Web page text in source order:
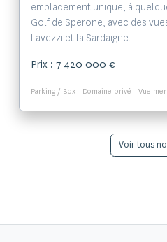
emplacement unique, à
Golf de Sperone, avec des
Lavezzi et la Sardaigne.
Prix : 7 420 000 €
Parking / Box Domaine privé Vue mer
Voir tous